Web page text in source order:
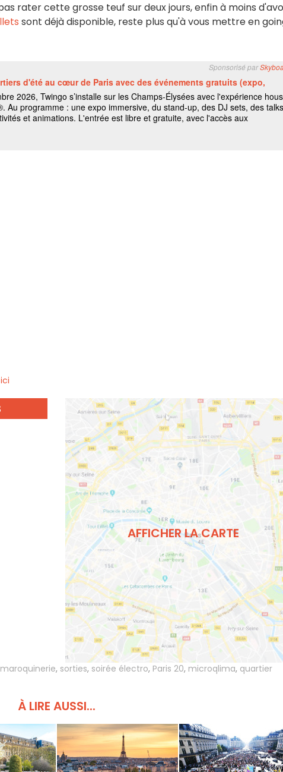
rater cette grosse teuf sur deux jours, enfin à moins
sont déjà disponible, reste plus qu'à vous mettre en
AFFICHER LA CARTE
, sorties, soirée électro, Paris 20, microqlima, quartier
À LIRE AUSSI...